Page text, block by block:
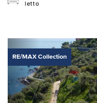
letto
RE/MAX Collection